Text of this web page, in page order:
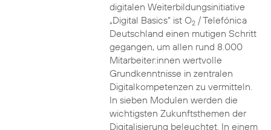
digitalen Weiterbildungsinitiative
„Digital Basics“ ist O2/ Telefónica
Deutschland einen mutigen Schritt
gegangen, um allen rund 8.000
Mitarbeiter:innen wertvolle
Grundkenntnisse in zentralen
Digitalkompetenzen zu vermitteln.
In sieben Modulen werden die
wichtigsten Zukunftsthemen der
Digitalisierung beleuchtet. In einem